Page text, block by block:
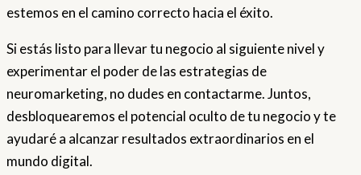
estemos en el camino correcto hacia el éxito.
Si estás listo para llevar tu negocio al siguiente nivel y
experimentar el poder de las estrategias de
neuromarketing, no dudes en contactarme. Juntos,
desbloquearemos el potencial oculto de tu negocio y te
ayudaré a alcanzar resultados extraordinarios en el
mundo digital.